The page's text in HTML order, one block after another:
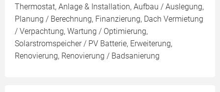
Thermostat, Anlage & Installation, Aufbau / Auslegung,
Planung / Berechnung, Finanzierung, Dach Vermietung
/ Verpachtung, Wartung / Optimierung,
Solarstromspeicher / PV Batterie, Erweiterung,
Renovierung, Renovierung / Badsanierung